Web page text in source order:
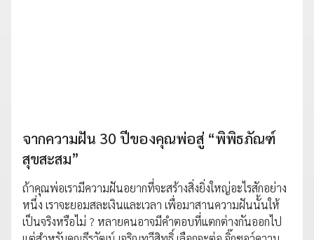
จากความฝัน 30 ปีของคุณพ่อสู่ “พิพิธภัณฑ์
สุขสะสม”
ถ้าคุณพ่อเรามีความฝันอยากที่จะสร้างสิ่งยิ่งใหญ่อะไรสักอย่าง
หนึ่ง เราจะยอมสละเงินและเวลา เพื่อมาสานความฝันนั้นให้
เป็นจริงหรือไม่ ? หลายคนอาจมีคำตอบที่แตกต่างกันออกไป